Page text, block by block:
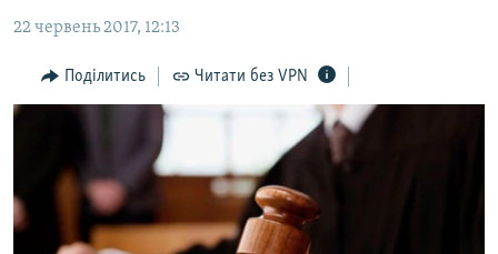
основної
навігації
Перейти
до
БЛОГИ
ПОГЛЯД
СПЕЦПРОЕКТИ
ДЕПОРТАЦІЯ
ЯК ОБІЙТИ БЛОКУВАННЯ
22 червень 2017, 12:13
Поділитись Читати без VPN